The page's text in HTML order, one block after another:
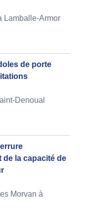
Lamballe-Armor
de porte
Denoual
la capacité de
Morvan à